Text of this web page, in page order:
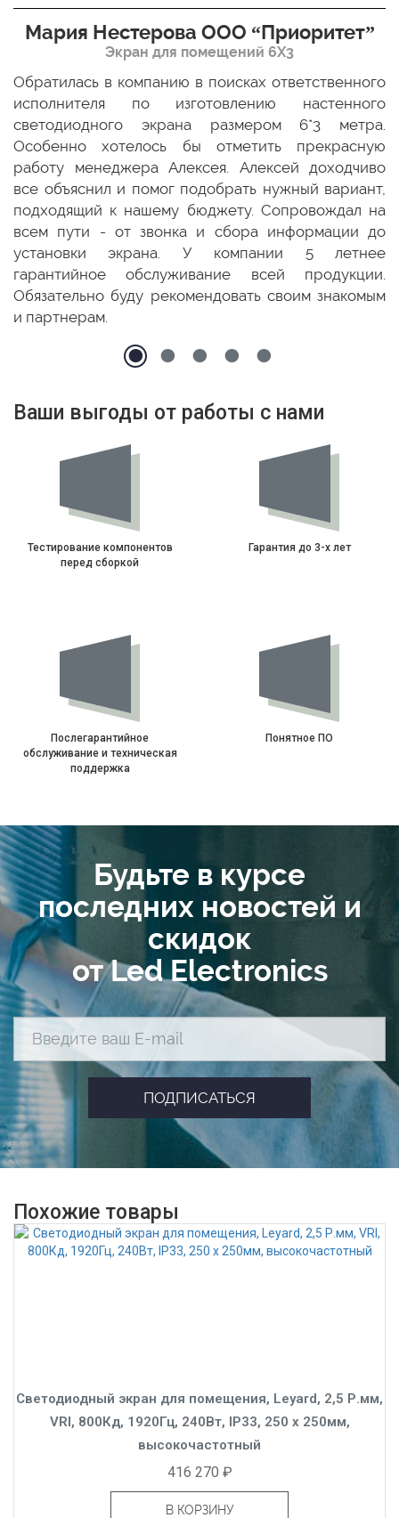
Мария Нестерова ООО “Приоритет”
Экран для помещений 6Х3
Обратилась в компанию в поисках ответственного
исполнителя по изготовлению настенного
светодиодного экрана размером 6*3 метра.
Особенно хотелось бы отметить прекрасную
работу менеджера Алексея. Алексей доходчиво
все объяснил и помог подобрать нужный вариант,
подходящий к нашему бюджету. Сопровождал на
всем пути - от звонка и сбора информации до
установки экрана. У компании 5 летнее
гарантийное обслуживание всей продукции.
Обязательно буду рекомендовать своим знакомым
и партнерам.
Ваши выгоды от работы с нами
Тестирование компонентов
перед сборкой
Гарантия до 3-х лет
Послегарантийное
обслуживание и техническая
поддержка
Понятное ПО
Будьте в курсе
последних новостей и
скидок
от Led Electronics
Похожие товары
Светодиодный экран для помещения, Leyard, 2,5 Р.мм,
VRI, 800Кд, 1920Гц, 240Вт, IP33, 250 x 250мм,
высокочастотный
416 270 ₽
В КОРЗИНУ